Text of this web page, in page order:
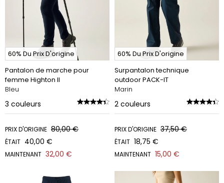
60% Du Prix D'origine
Pantalon de marche pour
femme Highton II
Bleu
3 couleurs
PRIX D'ORIGINE 80,00 €
ÉTAIT 40,00 €
MAINTENANT 32,00 €
60% Du Prix D'origine
Surpantalon technique
outdoor PACK-IT
Marin
2 couleurs
PRIX D'ORIGINE 37,50 €
ÉTAIT 18,75 €
MAINTENANT 15,00 €